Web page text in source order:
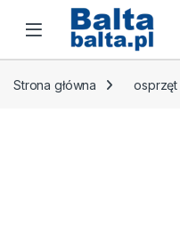
Skip to navigation
Skip to content
Open
Strona główna osprzęt